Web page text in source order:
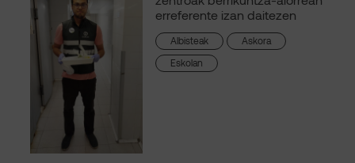
erreferente izan daitezen
Albisteak
Askora
Eskolan